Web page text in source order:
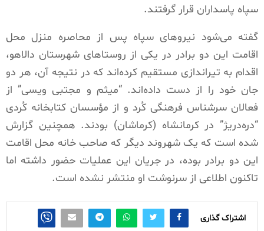
سپاه پاسداران قرار گرفتند.
گفته می‌شود نیروهای سپاه پس از محاصره منزل محل
اقامت این دو برادر در یکی از روستاهای شهرستان دالاهو،
اقدام به تیراندازی مستقیم کرده‌اند که در نتیجه آن، هر دو
جان خود را از دست داده‌اند. “میثم و مجتبی ویسی” از
فعالان سرشناس فرهنگی کُرد و از مؤسسان کتابخانه کُردی
“دره‌دریژ” در کرمانشاه (کرماشان) بودند. همچنین گزارش
شده است که یک شهروند دیگر که صاحب خانه محل اقامت
این دو برادر بوده، در جریان این عملیات حضور داشته اما
تاکنون اطلاعی از سرنوشت او منتشر نشده است.
اشتراک گذاری